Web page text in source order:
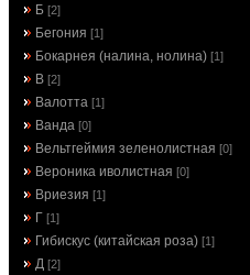
Б [2]
Бегония [1]
Бокарнея (налина, нолина) [1]
В [2]
Валотта [1]
Ванда [0]
Вельтгеймия зеленолистная [0]
Вероника иволистная [0]
Вриезия [1]
Г [1]
Гибискус (китайская роза) [1]
Д [2]